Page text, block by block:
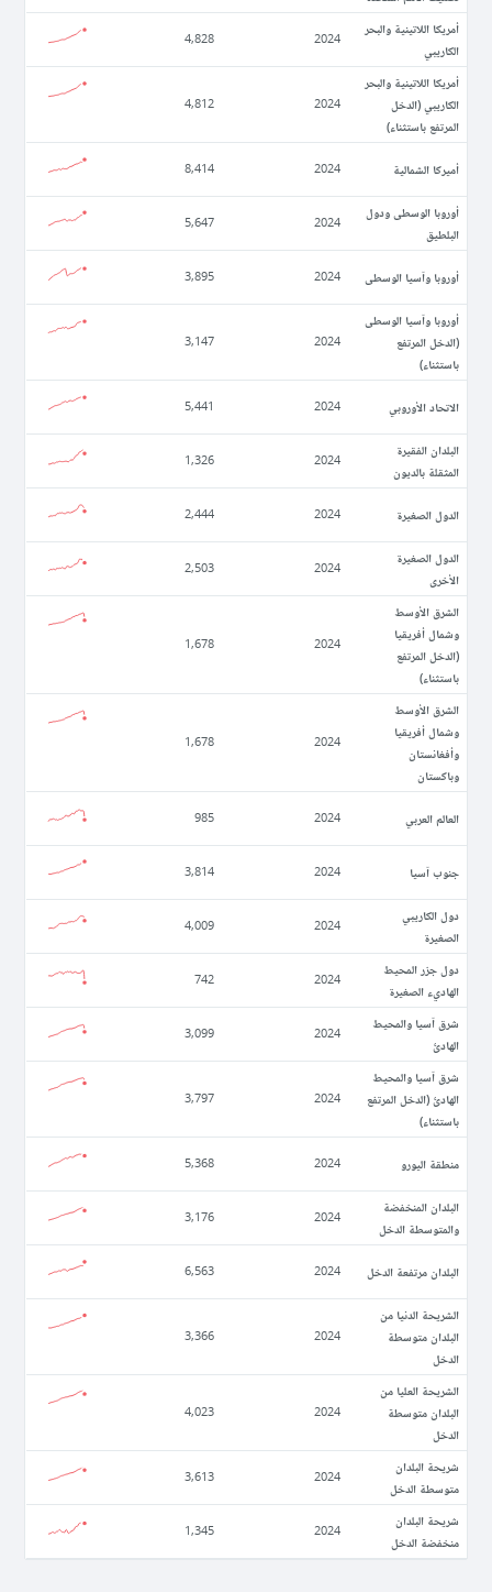
أمريكا اللاتينية والبحر
الكاريبي
2024
4,828
أمريكا اللاتينية والبحر
الكاريبي (الدخل
المرتفع باستثناء)
2024
4,812
أميركا الشمالية 2024
8,414
أوروبا الوسطى ودول
البلطيق
2024
5,647
أوروبا وآسيا الوسطى 2024
3,895
أوروبا وآسيا الوسطى
(الدخل المرتفع
باستثناء)
2024
3,147
الاتحاد الأوروبي 2024
5,441
البلدان الفقيرة
المثقلة بالديون
2024
1,326
الدول الصغيرة 2024
2,444
الدول الصغيرة
الأخرى
2024
2,503
الشرق الأوسط
وشمال أفريقيا
(الدخل المرتفع
باستثناء)
2024
1,678
الشرق الأوسط
وشمال أفريقيا
وأفغانستان
وباكستان
2024
1,678
العالم العربي 2024
985
جنوب آسيا 2024
3,814
دول الكاريبي
الصغيرة
2024
4,009
دول جزر المحيط
الهاديء الصغيرة
2024
742
شرق آسيا والمحيط
الهادئ
2024
3,099
شرق آسيا والمحيط
الهادئ (الدخل المرتفع
باستثناء)
2024
3,797
منطقة اليورو 2024
5,368
البلدان المنخفضة
والمتوسطة الدخل
2024
3,176
البلدان مرتفعة الدخل 2024
6,563
الشريحة الدنيا من
البلدان متوسطة
الدخل
2024
3,366
الشريحة العليا من
البلدان متوسطة
الدخل
2024
4,023
شريحة البلدان
متوسطة الدخل
2024
3,613
شريحة البلدان
منخفضة الدخل
2024
1,345